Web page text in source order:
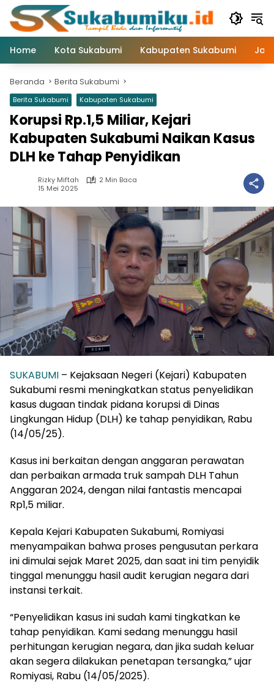
Langsung
konten
Home
Kota Sukabumi Kabupaten Sukabumi
Beranda Berita Sukabumi
Berita Sukabumi Kabupaten Sukabumi
Korupsi Rp.1,5 Miliar, Kejari
Kabupaten Sukabumi Naikan Kasus
DLH ke Tahap Penyidikan
Rizky Miftah
2 Min Baca
15 Mei 2025
SUKABUMI – Kejaksaan Negeri (Kejari) Kabupaten
Sukabumi resmi meningkatkan status penyelidikan
kasus dugaan tindak pidana korupsi di Dinas
Lingkungan Hidup (DLH) ke tahap penyidikan, Rabu
(14/05/25).
Kasus ini berkaitan dengan anggaran perawatan
dan perbaikan armada truk sampah DLH Tahun
Anggaran 2024, dengan nilai fantastis mencapai
Rp1,5 miliar.
Kepala Kejari Kabupaten Sukabumi, Romiyasi
menyampaikan bahwa proses pengusutan perkara
ini dimulai sejak Maret 2025, dan saat ini tim penyidik
tinggal menunggu hasil audit kerugian negara dari
instansi terkait.
“Penyelidikan kasus ini sudah kami tingkatkan ke
tahap penyidikan. Kami sedang menunggu hasil
perhitungan kerugian negara, dan jika sudah keluar
akan segera dilakukan penetapan tersangka,” ujar
Romiyasi, Rabu (14/05/2025).